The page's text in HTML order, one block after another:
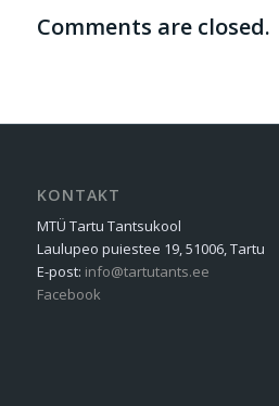
Comments are closed.
KONTAKT
MTÜ Tartu Tantsukool
Laulupeo puiestee 19, 51006, Tartu
E-post: info@tartutants.ee
Facebook